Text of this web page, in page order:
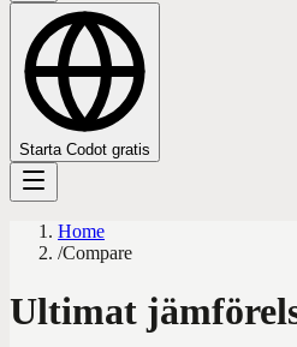
Starta Codot gratis
Home
/Compare
Ultimat